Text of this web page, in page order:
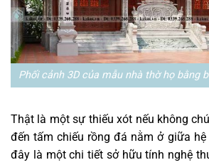
Phối cảnh 3D của mẫu nhà thờ họ bằng
Thật là một sự thiếu xót nếu không
đến tấm chiếu rồng đá nằm ở giữa
đây là một chi tiết sở hữu tính nghệ